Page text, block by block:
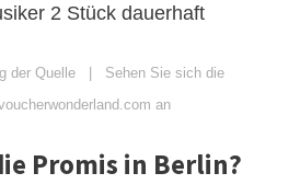
2 Stück dauerhaft
der Quelle | Sehen Sie sich die
an
Promis in Berlin?